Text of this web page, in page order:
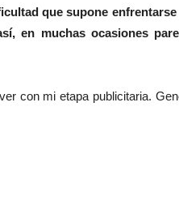
que supone
en muchas ocasiones
con mi etapa publicitaria.